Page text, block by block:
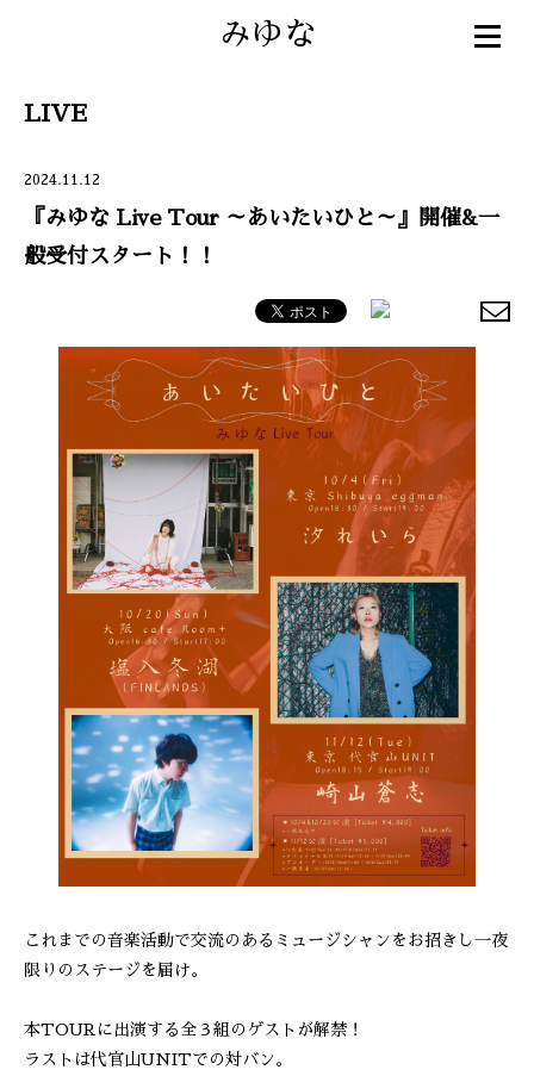
みゆな
LIVE
2024.11.12
『みゆな Live Tour ～あいたいひと～』開催&一
般受付スタート！！
これまでの音楽活動で交流のあるミュージシャンをお招きし一夜
限りのステージを届け。
本TOURに出演する全３組のゲストが解禁！
ラストは代官山UNITでの対バン。